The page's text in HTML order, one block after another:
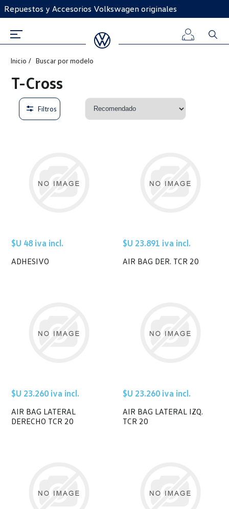
Repuestos y Accesorios Volkswagen originales
Inicio Buscar por modelo
T-Cross
Filtros
$U 48 iva incl.
ADHESIVO
$U 23.891 iva incl.
AIR BAG DER. TCR 20
$U 23.260 iva incl.
AIR BAG LATERAL
DERECHO TCR 20
$U 23.260 iva incl.
AIR BAG LATERAL IZQ.
TCR 20